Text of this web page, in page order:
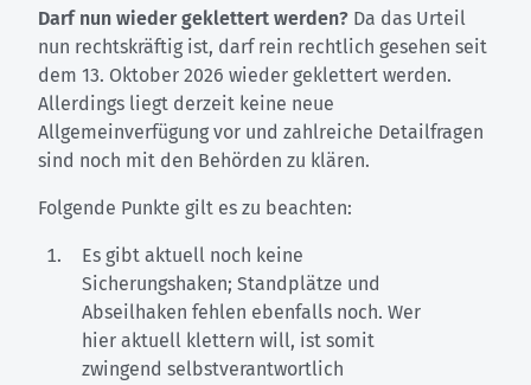
Darf nun wieder geklettert werden? Da das Urteil
nun rechtskräftig ist, darf rein rechtlich gesehen seit
dem 13. Oktober 2026 wieder geklettert werden.
Allerdings liegt derzeit keine neue
Allgemeinverfügung vor und zahlreiche Detailfragen
sind noch mit den Behörden zu klären.
Folgende Punkte gilt es zu beachten:
Es gibt aktuell noch keine
Sicherungshaken; Standplätze und
Abseilhaken fehlen ebenfalls noch. Wer
hier aktuell klettern will, ist somit
zwingend selbstverantwortlich